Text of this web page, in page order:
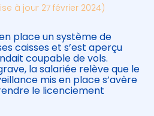
à jour 27 février 2024)
place un système de
caisses et s’est aperçu
coupable de vols.
la salariée relève que le
mis en place s’avère
le licenciement